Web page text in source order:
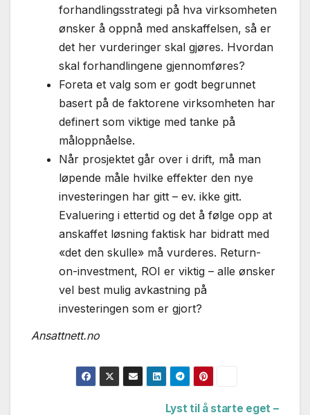
forhandlingsstrategi på hva virksomheten
ønsker å oppnå med anskaffelsen, så er
det her vurderinger skal gjøres. Hvordan
skal forhandlingene gjennomføres?
Foreta et valg som er godt begrunnet
basert på de faktorene virksomheten har
definert som viktige med tanke på
måloppnåelse.
Når prosjektet går over i drift, må man
løpende måle hvilke effekter den nye
investeringen har gitt – ev. ikke gitt.
Evaluering i ettertid og det å følge opp at
anskaffet løsning faktisk har bidratt med
«det den skulle» må vurderes. Return-
on-investment, ROI er viktig – alle ønsker
vel best mulig avkastning på
investeringen som er gjort?
Ansattnett.no
Lyst til å starte eget –